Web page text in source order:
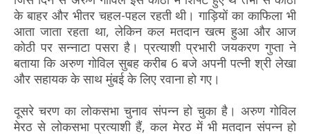
के बाहर और भीतर चहल-पहल रहती थी। गाड़ियों का काफिला भी
आता जाता रहता था, लेकिन कल मतदान खत्म हुआ और आज
कोठी पर सन्नाटा पसरा है। प्रत्याशी प्रभारी जयकरण गुप्ता ने
बताया कि अरुण गोविल सुबह करीब 6 बजे अपनी पत्नी श्री लेखा
और सहायक के साथ मुंबई के लिए रवाना हो गए।
दूसरे चरण का लोकसभा चुनाव संपन्न हो चुका है। अरुण गोविल
मेरठ से लोकसभा प्रत्याशी हैं, कल मेरठ में भी मतदान संपन्न हो